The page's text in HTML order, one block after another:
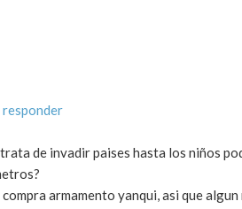
responder
de invadir paises hasta los niños
armamento yanqui, asi que